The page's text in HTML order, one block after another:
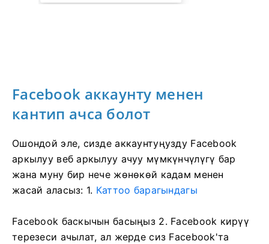
Facebook аккаунту менен
кантип ачса болот
Ошондой эле, сизде аккаунтуңузду Facebook
аркылуу веб аркылуу ачуу мүмкүнчүлүгү бар
жана муну бир нече жөнөкөй кадам менен
жасай аласыз: 1. Каттоо барагындагы
Facebook баскычын басыңыз 2. Facebook кирүү
терезеси ачылат, ал жерде сиз Facebook'та